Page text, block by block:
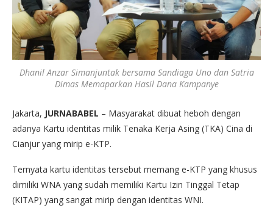
Dhanil Anzar Simanjuntak bersama Sandiaga Uno dan Satria
Dimas Memaparkan Hasil Dana Kampanye
Jakarta, JURNABABEL – Masyarakat dibuat heboh dengan
adanya Kartu identitas milik Tenaka Kerja Asing (TKA) Cina di
Cianjur yang mirip e-KTP.
Ternyata kartu identitas tersebut memang e-KTP yang khusus
dimiliki WNA yang sudah memiliki Kartu Izin Tinggal Tetap
(KITAP) yang sangat mirip dengan identitas WNI.